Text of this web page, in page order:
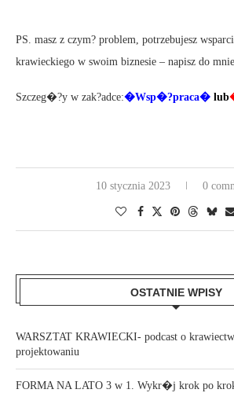
PS. masz z czym? problem, potrzebujesz
krawieckiego w swoim biznesie – napisz do mnie.
Szczeg�?y w zak?adce:�Wsp�?praca� lub
10 stycznia 2023 0
OSTATNIE WPISY
WARSZTAT KRAWIECKI- podcast o
projektowaniu
FORMA NA LATO 3 w 1. Wykr�j krok po